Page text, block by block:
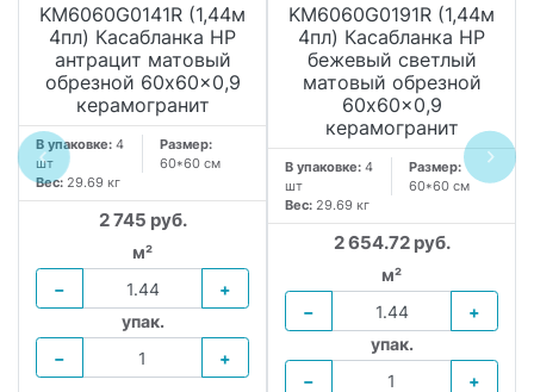
KM6060G0141R (1,44м
4пл) Касабланка HP
антрацит матовый
обрезной 60x60x0,9
керамогранит
В упаковке: 4
шт
Размер:
60*60 см
Вес: 29.69 кг
2 745 руб.
м²
−
+
упак.
−
+
KM6060G0191R (1,44м
4пл) Касабланка HP
бежевый светлый
матовый обрезной
60x60x0,9
керамогранит
В упаковке: 4
шт
Размер:
60*60 см
Вес: 29.69 кг
2 654.72 руб.
м²
−
+
упак.
−
+